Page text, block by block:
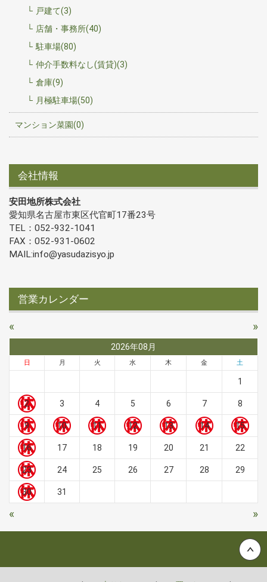
戸建て(3)
店舗・事務所(40)
駐車場(80)
仲介手数料なし(賃貸)(3)
倉庫(9)
月極駐車場(50)
マンション菜園(0)
会社情報
安田地所株式会社
愛知県名古屋市東区代官町17番23号
TEL：052-932-1041
FAX：052-931-0602
MAIL:info@yasudazisyo.jp
営業カレンダー
« »
2026年08月
日 月 火 水 木 金 土
1
2 3 4 5 6 7 8
9 10 11 12 13 14 15
16 17 18 19 20 21 22
23 24 25 26 27 28 29
30 31
« »